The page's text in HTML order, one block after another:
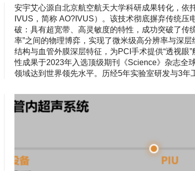
安宇艾心源自北京航空航天大学科研成果转化，依
IVUS，简称 AO?IVUS）。该技术彻底摒弃传统
破：具有超宽带、高灵敏度的特性，成功突破了传
率”之间的物理博弈，实现了微米级高分辨率与深
结构与血管外膜深层特征，为PCI手术提供“透视
性成果于2023年入选顶级期刊《Science》杂志全
领域达到世界领先水平。历经5年实验室研发与3年